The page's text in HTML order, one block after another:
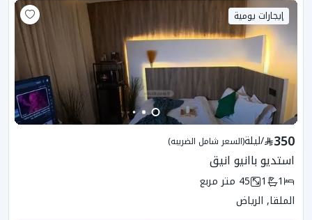
إيجارات يومية
350
/ليلة(السعر شامل الضريبه)
استديو باانيو انيق
1
1
45 متر مربع
الملقا, الرياض